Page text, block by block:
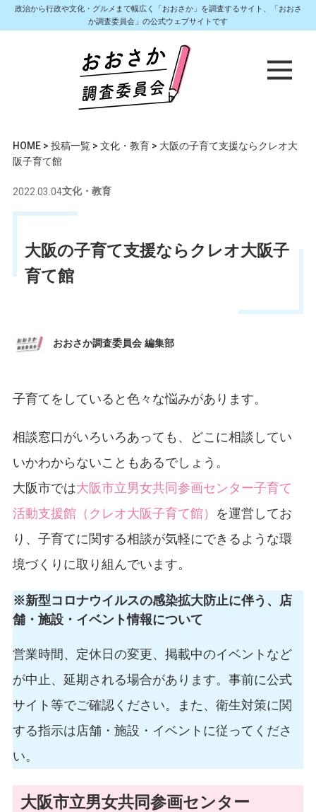
政治から行政や文化・グルメまで幅広く「おおさか」を調査するサイト、「おおさ
か調査委員会」の公式ウェブサイトです
HOME> 投稿一覧> 文化・教育> 大阪の子育て支援ならクレオ大
阪子育て館
2022.03.04文化・教育
大阪の子育て支援ならクレオ大阪子
育て館
おおさか調査委員会 編集部
子育てをしていると色々な悩みがあります。
相談窓口がいろいろあっても、どこに相談してい
いかわからないこともあるでしょう。
大阪市では大阪市立男女共同参画センター子育て
活動支援館（クレオ大阪子育て館） を運営してお
り、子育てに関する相談が気軽にできるような環
境づくりに取り組んでいます。
※新型コロナウイルスの感染拡大防止に伴う、店
舗・施設・イベント情報について
営業時間、定休日の変更、掲載中のイベントなど
が中止、延期される場合があります。事前に公式
サイト等でご確認ください。また、衛生対策に関
する指示は店舗・施設・イベントに従ってくださ
い。
大阪市立男女共同参画センター